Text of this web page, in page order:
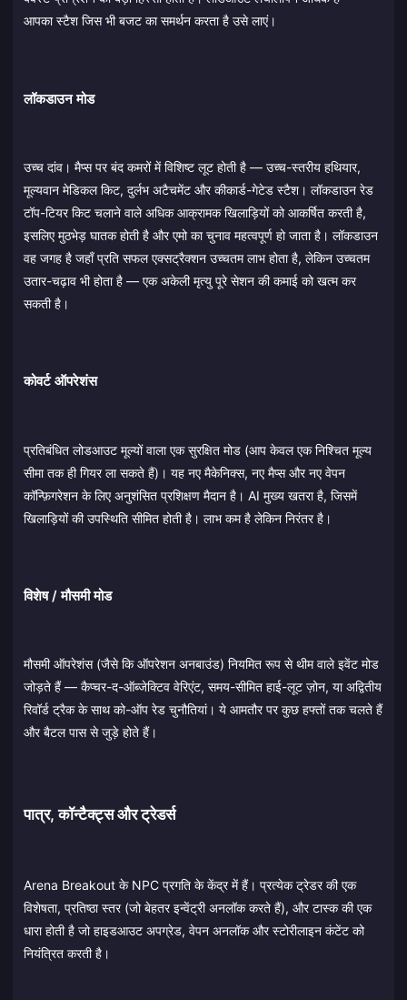
आपका स्टैश जिस भी बजट का समर्थन करता है उसे लाएं।
लॉकडाउन मोड
उच्च दांव। मैप्स पर बंद कमरों में विशिष्ट लूट होती है — उच्च-स्तरीय हथियार,
मूल्यवान मेडिकल किट, दुर्लभ अटैचमेंट और कीकार्ड-गेटेड स्टैश। लॉकडाउन रेड
टॉप-टियर किट चलाने वाले अधिक आक्रामक खिलाड़ियों को आकर्षित करती है,
इसलिए मुठभेड़ घातक होती है और एमो का चुनाव महत्वपूर्ण हो जाता है। लॉकडाउन
वह जगह है जहाँ प्रति सफल एक्सट्रैक्शन उच्चतम लाभ होता है, लेकिन उच्चतम
उतार-चढ़ाव भी होता है — एक अकेली मृत्यु पूरे सेशन की कमाई को खत्म कर
सकती है।
कोवर्ट ऑपरेशंस
प्रतिबंधित लोडआउट मूल्यों वाला एक सुरक्षित मोड (आप केवल एक निश्चित मूल्य
सीमा तक ही गियर ला सकते हैं)। यह नए मैकेनिक्स, नए मैप्स और नए वेपन
कॉन्फ़िगरेशन के लिए अनुशंसित प्रशिक्षण मैदान है। AI मुख्य खतरा है, जिसमें
खिलाड़ियों की उपस्थिति सीमित होती है। लाभ कम है लेकिन निरंतर है।
विशेष / मौसमी मोड
मौसमी ऑपरेशंस (जैसे कि ऑपरेशन अनबाउंड) नियमित रूप से थीम वाले इवेंट मोड
जोड़ते हैं — कैप्चर-द-ऑब्जेक्टिव वेरिएंट, समय-सीमित हाई-लूट ज़ोन, या अद्वितीय
रिवॉर्ड ट्रैक के साथ को-ऑप रेड चुनौतियां। ये आमतौर पर कुछ हफ्तों तक चलते हैं
और बैटल पास से जुड़े होते हैं।
पात्र, कॉन्टैक्ट्स और ट्रेडर्स
Arena Breakout के NPC प्रगति के केंद्र में हैं। प्रत्येक ट्रेडर की एक
विशेषता, प्रतिष्ठा स्तर (जो बेहतर इन्वेंट्री अनलॉक करते हैं), और टास्क की एक
धारा होती है जो हाइडआउट अपग्रेड, वेपन अनलॉक और स्टोरीलाइन कंटेंट को
नियंत्रित करती है।